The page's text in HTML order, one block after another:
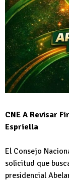
CNE A Revisar
Espriella
El Consejo
solicitud que
presidencial